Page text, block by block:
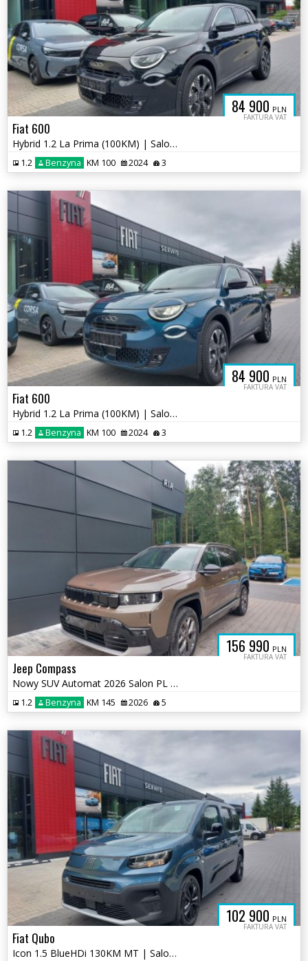
84 900 PLN
FAKTURA VAT
Fiat 600
Hybrid 1.2 La Prima (100KM) | Salon PL | 2024 / Rejestracja 2026
1.2 Benzyna KM 100 2024 3
84 900 PLN
FAKTURA VAT
Fiat 600
Hybrid 1.2 La Prima (100KM) | Salon PL | 2024 / Rejestracja 2026
1.2 Benzyna KM 100 2024 3
156 990 PLN
FAKTURA VAT
Jeep Compass
Nowy SUV Automat 2026 Salon PL e-Hybrid Kamera360
1.2 Benzyna KM 145 2026 5
102 900 PLN
FAKTURA VAT
Fiat Qubo
Icon 1.5 BlueHDi 130KM MT | Salon PL | Rocznik 2026 | Nowy